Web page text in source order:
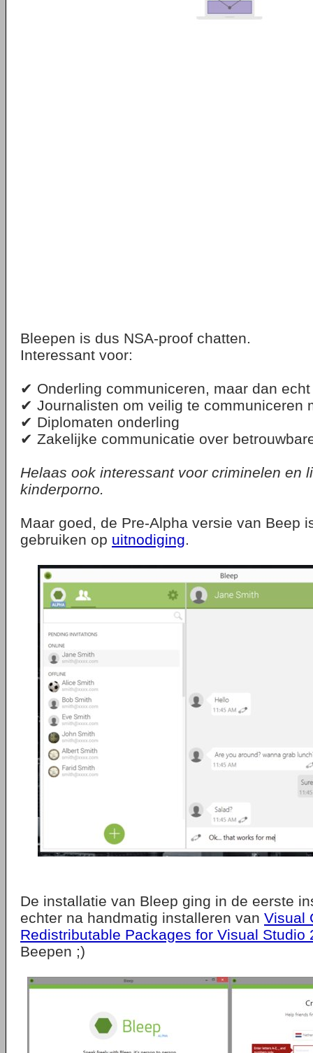
Bleepen is dus NSA-proof chatten.
Interessant voor:
✔ Onderling communiceren, maar dan
✔ Journalisten om veilig te communiceren
✔ Diplomaten onderling
✔ Zakelijke communicatie over
Helaas ook interessant voor criminelen en
kinderporno.
Maar goed, de Pre-Alpha versie van Beep
gebruiken op uitnodiging.
De installatie van Bleep ging in de eerste
echter na handmatig installeren van Visual
Redistributable Packages for Visual Studio
Beepen ;)